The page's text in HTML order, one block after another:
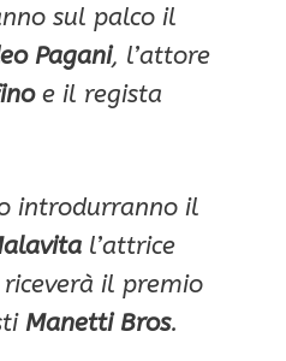
sul palco il
Pagani, l’attore
e il regista
introdurranno il
l’attrice
riceverà il premio
Manetti Bros.